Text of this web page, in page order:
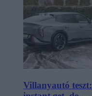
Villanyautó